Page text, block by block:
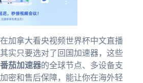
加拿大看央视频世界杯中文直播
实只要选对了回国加速器，这些
番茄加速器的全球节点、多设备支
密和售后保障，能让你在海外轻